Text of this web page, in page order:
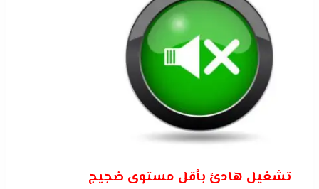
تشغيل هادئ بأقل مستوى ضجيج